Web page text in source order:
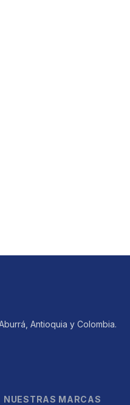
Antioquia y Colombia.
NUESTRAS MARCAS